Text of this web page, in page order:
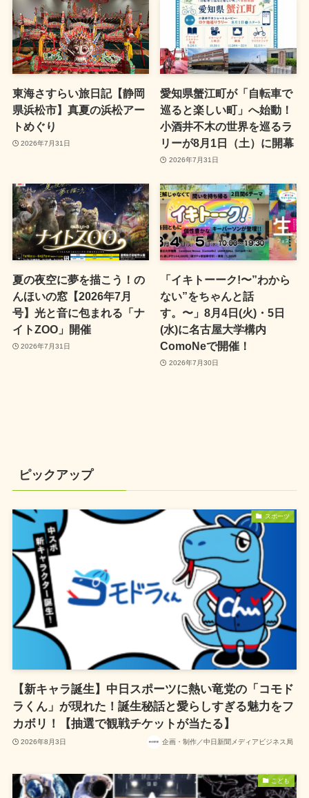
東海さすらい旅日記【静岡
県浜松市】真夏の浜松アー
トめぐり
2026年7月31日
愛知県蟹江町が「自転車で
巡ると楽しい町」へ始動！
小酒井不木の世界を巡るラ
リーが8月1日（土）に開幕
2026年7月31日
夏の夜空に夢を描こう！の
んほいの窓【2026年7月
号】光と音に包まれる「ナ
イトZOO」開催
2026年7月31日
「イキトーーク!〜”わから
ない”をちゃんと話
す。〜」8月4日(火)・5日
(水)に名古屋大学構内
ComoNeで開催！
2026年7月30日
ピックアップ
スポーツ
【新キャラ誕生】中日スポーツに熱い竜党の「コモド
ラくん」が現れた！誕生秘話と愛らしすぎる魅力をフ
カボリ！【抽選で観戦チケットが当たる】
2026年8月3日 企画・制作／中日新聞メディアビジネス局
こども